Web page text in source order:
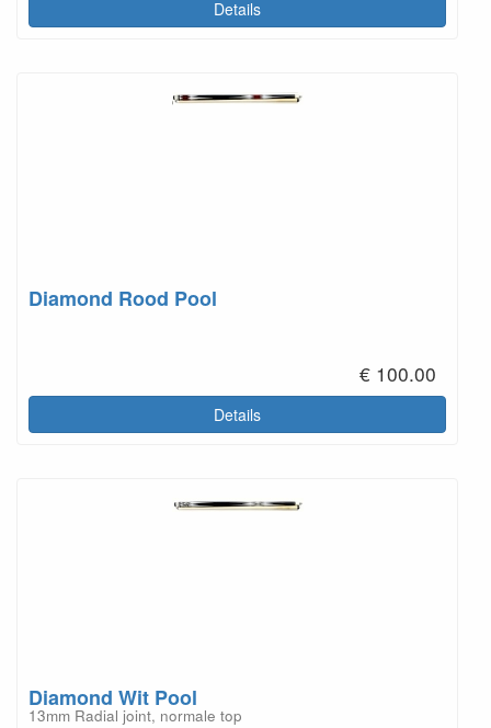
Details
Diamond Rood Pool
€ 100.00
Details
Diamond Wit Pool
13mm Radial joint, normale top